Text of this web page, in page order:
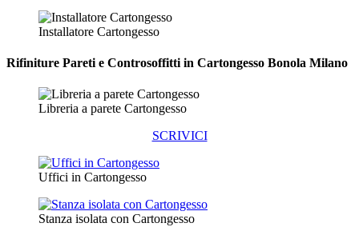
Installatore Cartongesso
Rifiniture Pareti e Controsoffitti in Cartongesso Bonola Milano
Libreria a parete Cartongesso
SCRIVICI
Uffici in Cartongesso
Stanza isolata con Cartongesso